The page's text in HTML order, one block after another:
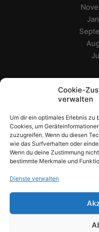
Cookie-
verwalten
Um dir ein optimales Erlebnis
Cookies, um
zuzugreifen. Wenn du diesen
wie das Surfverhalten oder
Wenn du deine Zustimmung
bestimmte Merkmale und
Dienste verwalten